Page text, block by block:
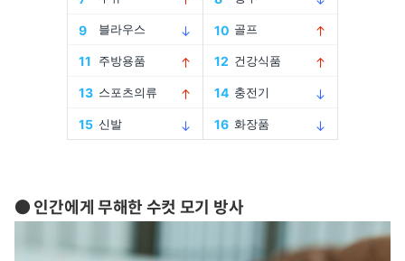
● 인간에게 무해한 수컷 모기 방사